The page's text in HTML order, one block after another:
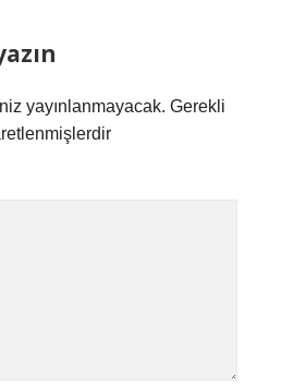
yayınlanmayacak. Gerekli